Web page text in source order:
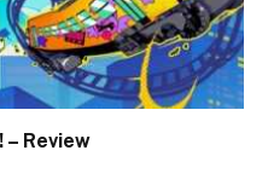
Review